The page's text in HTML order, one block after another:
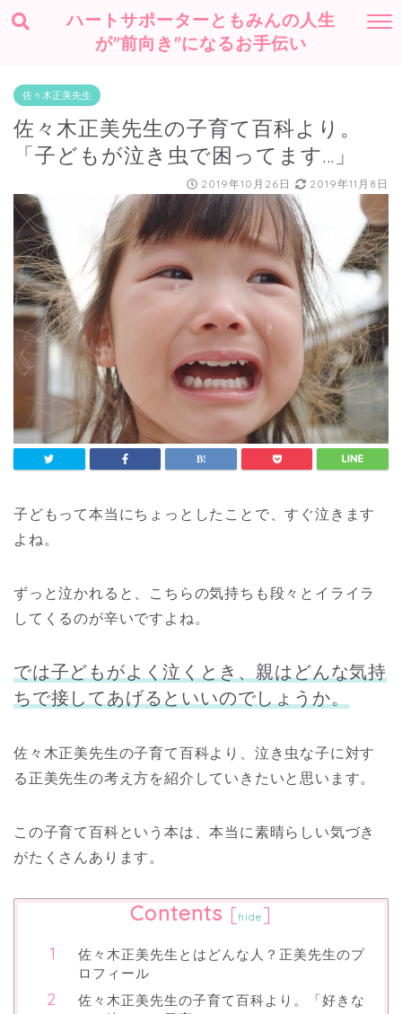
ハートサポーターともみんの人生
が"前向き"になるお手伝い
佐々木正美先生
佐々木正美先生の子育て百科より。
「子どもが泣き虫で困ってます…」
2019年10月26日 2019年11月8日
子どもって本当にちょっとしたことで、すぐ泣きます
よね。
ずっと泣かれると、こちらの気持ちも段々とイライラ
してくるのが辛いですよね。
では子どもがよく泣くとき、親はどんな気持
ちで接してあげるといいのでしょうか。
佐々木正美先生の子育て百科より、泣き虫な子に対す
る正美先生の考え方を紹介していきたいと思います。
この子育て百科という本は、本当に素晴らしい気づき
がたくさんあります。
Contents [hide ]
佐々木正美先生とはどんな人？正美先生のプ
ロフィール
佐々木正美先生の子育て百科より。「好きな